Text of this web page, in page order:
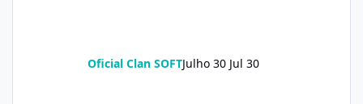
Oficial Clan SOFTJulho 30 Jul 30